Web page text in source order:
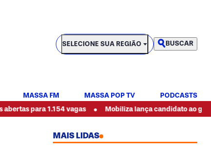
SELECIONE SUA REGIÃO
SELECIONE SUA REGIÃO BUSCAR
MASSA FM MASSA POP TV
PODCASTS
vagas • Mobiliza lança candidato ao governo do
MAIS LIDAS